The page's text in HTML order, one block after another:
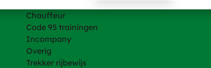
Chauffeur
Code 95 trainingen
Incompany
Overig
Trekker rijbewijs